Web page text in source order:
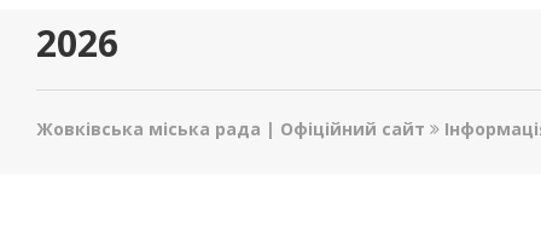
2026
Жовківська міська рада | Офіційний сайт